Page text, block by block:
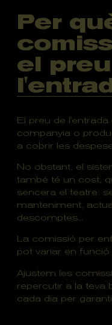
Per
el
El preu de
companyia o
a cobrir les
No obstant, el
també té un cost,
sencera el teatre:
manteniment,
descomptes...
La comissió per
pot variar en funció
Ajustem les
repercutir a la teva
cada dia per